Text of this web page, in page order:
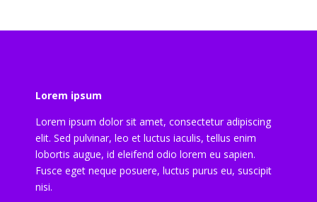
Lorem ipsum
Lorem ipsum dolor sit amet, consectetur adipiscing
elit. Sed pulvinar, leo et luctus iaculis, tellus enim
lobortis augue, id eleifend odio lorem eu sapien.
Fusce eget neque posuere, luctus purus eu, suscipit
nisi.